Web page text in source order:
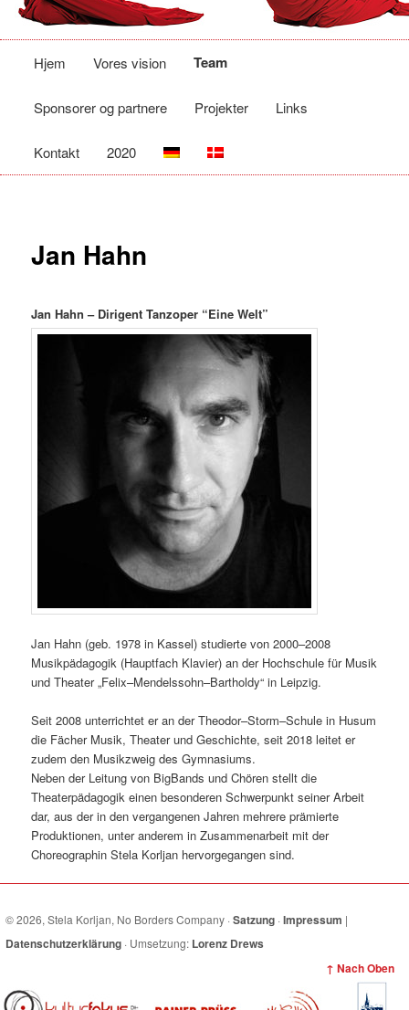
Fortsæt
indhold
Hjem Vores vision Team
Sponsorer og partnere Projekter Links
Kontakt 2020
Jan Hahn
Jan Hahn – Dirigent Tanzoper “Eine Welt”
Jan Hahn (geb. 1978 in Kassel) studierte von 2000–2008
Musikpädagogik (Hauptfach Klavier) an der Hochschule für Musik
und Theater „Felix–Mendelssohn–Bartholdy“ in Leipzig.
Seit 2008 unterrichtet er an der Theodor–Storm–Schule in Husum
die Fächer Musik, Theater und Geschichte, seit 2018 leitet er
zudem den Musikzweig des Gymnasiums.
Neben der Leitung von BigBands und Chören stellt die
Theaterpädagogik einen besonderen Schwerpunkt seiner Arbeit
dar, aus der in den vergangenen Jahren mehrere prämierte
Produktionen, unter anderem in Zusammenarbeit mit der
Choreographin Stela Korljan hervorgegangen sind.
© 2026, Stela Korljan, No Borders Company ·Satzung ·Impressum |
Datenschutzerklärung · Umsetzung: Lorenz Drews
↑ Nach Oben